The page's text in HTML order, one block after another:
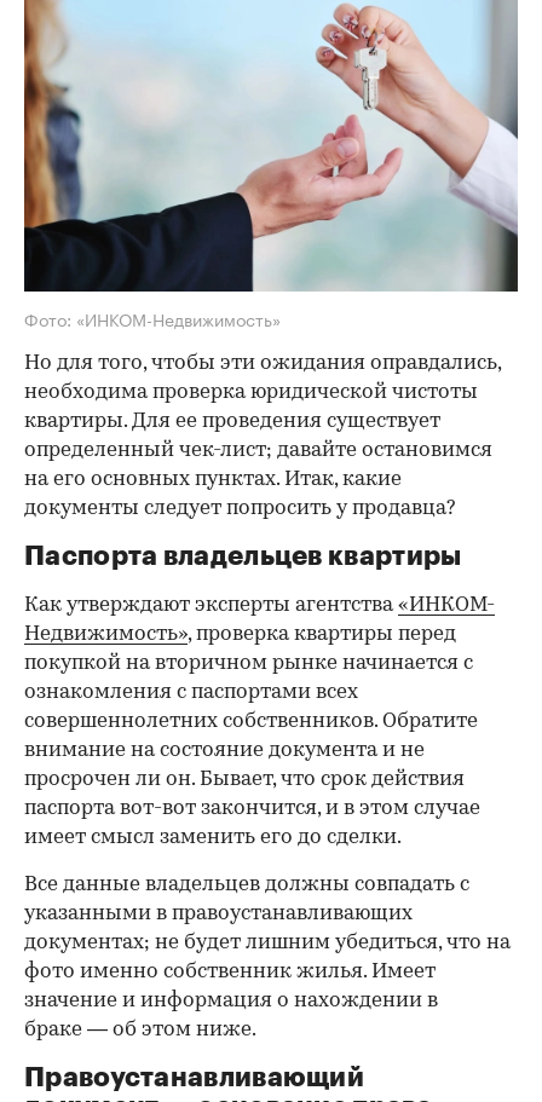
Проверка квартиры перед
покупкой на вторичном
рынке
Планируя покупку недвижимости,
каждый рассчитывает, что жизнь на
новом месте будет комфортной и
беспроблемной
Фото: «ИНКОМ-Недвижимость»
Но для того, чтобы эти ожидания оправдались,
необходима проверка юридической чистоты
квартиры. Для ее проведения существует
определенный чек-лист; давайте остановимся
на его основных пунктах. Итак, какие
документы следует попросить у продавца?
Паспорта владельцев квартиры
Как утверждают эксперты агентства«ИНКОМ-
Недвижимость», проверка квартиры перед
покупкой на вторичном рынке начинается с
ознакомления с паспортами всех
совершеннолетних собственников. Обратите
внимание на состояние документа и не
просрочен ли он. Бывает, что срок действия
паспорта вот-вот закончится, и в этом случае